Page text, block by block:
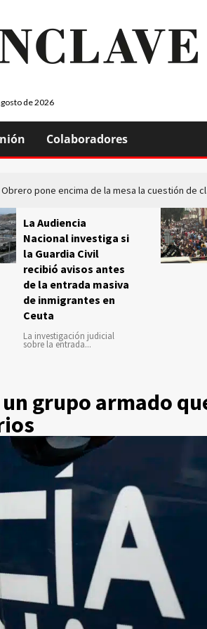
de 2026
Colaboradores
Obrero pone encima de la mesa la cuestión de
La Audiencia
Nacional investiga si
la Guardia Civil
recibió avisos antes
de la entrada masiva
de inmigrantes en
Ceuta
La investigación judicial
sobre la entrada...
grupo armado